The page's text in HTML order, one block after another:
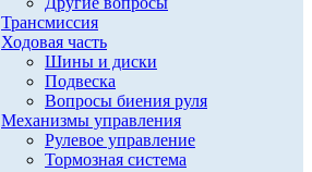
Трансмиссия
Ходовая часть
Шины и диски
Подвеска
Вопросы биения руля
Механизмы управления
Рулевое управление
Тормозная система